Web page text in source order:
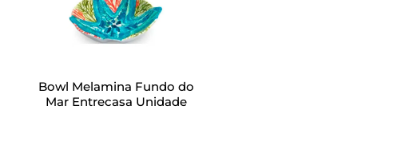
Bowl Melamina Fundo do
Mar Entrecasa Unidade